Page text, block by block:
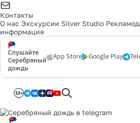
Контакты
О нас Экскурсии Silver Studio
информация
Слушайте
Серебряный
дождь
App Store Google Play
12+